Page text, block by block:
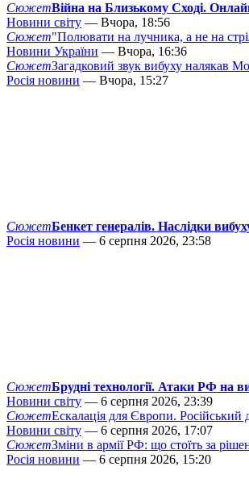
СюжетВійна на Близькому Сході.
Новини світу — Вчора, 18:56
Сюжет"Полювати на лучника, а не на
Новини України — Вчора, 16:36
СюжетЗагадковий звук вибуху налякав
Росія новини — Вчора, 15:27
СюжетБенкет генералів. Наслідки
Росія новини — 6 серпня 2026, 23:58
СюжетБрудні технології. Атаки РФ на
Новини світу — 6 серпня 2026, 23:39
СюжетЕскалація для Європи.
Новини світу — 6 серпня 2026, 17:07
СюжетЗміни в армії РФ: що стоїть за
Росія новини — 6 серпня 2026, 15:20